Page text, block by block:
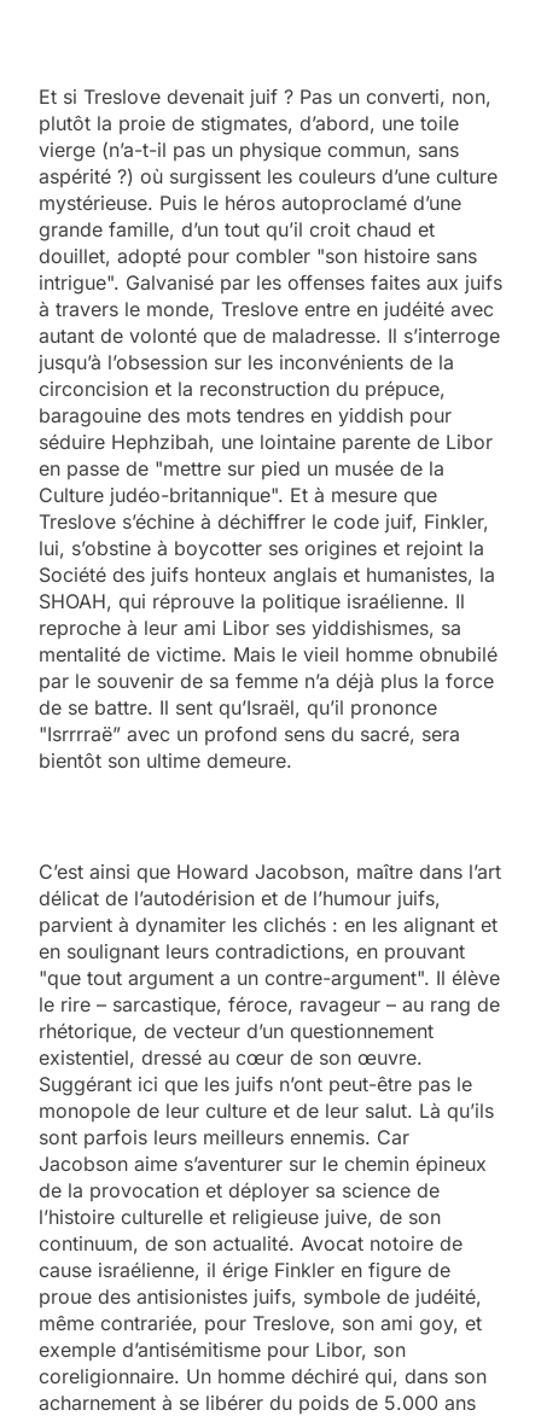
Et si Treslove devenait juif ? Pas un converti, non,
plutôt la proie de stigmates, d’abord, une toile
vierge (n’a-t-il pas un physique commun, sans
aspérité ?) où surgissent les couleurs d’une culture
mystérieuse. Puis le héros autoproclamé d’une
grande famille, d’un tout qu’il croit chaud et
douillet, adopté pour combler "son histoire sans
intrigue". Galvanisé par les offenses faites aux juifs
à travers le monde, Treslove entre en judéité avec
autant de volonté que de maladresse. Il s’interroge
jusqu’à l’obsession sur les inconvénients de la
circoncision et la reconstruction du prépuce,
baragouine des mots tendres en yiddish pour
séduire Hephzibah, une lointaine parente de Libor
en passe de "mettre sur pied un musée de la
Culture judéo-britannique". Et à mesure que
Treslove s’échine à déchiffrer le code juif, Finkler,
lui, s’obstine à boycotter ses origines et rejoint la
Société des juifs honteux anglais et humanistes, la
SHOAH, qui réprouve la politique israélienne. Il
reproche à leur ami Libor ses yiddishismes, sa
mentalité de victime. Mais le vieil homme obnubilé
par le souvenir de sa femme n’a déjà plus la force
de se battre. Il sent qu’Israël, qu’il prononce
"Isrrrraë” avec un profond sens du sacré, sera
bientôt son ultime demeure.
C’est ainsi que Howard Jacobson, maître dans l’art
délicat de l’autodérision et de l’humour juifs,
parvient à dynamiter les clichés : en les alignant et
en soulignant leurs contradictions, en prouvant
"que tout argument a un contre-argument". Il élève
le rire – sarcastique, féroce, ravageur – au rang de
rhétorique, de vecteur d’un questionnement
existentiel, dressé au cœur de son œuvre.
Suggérant ici que les juifs n’ont peut-être pas le
monopole de leur culture et de leur salut. Là qu’ils
sont parfois leurs meilleurs ennemis. Car
Jacobson aime s’aventurer sur le chemin épineux
de la provocation et déployer sa science de
l’histoire culturelle et religieuse juive, de son
continuum, de son actualité. Avocat notoire de
cause israélienne, il érige Finkler en figure de
proue des antisionistes juifs, symbole de judéité,
même contrariée, pour Treslove, son ami goy, et
exemple d’antisémitisme pour Libor, son
coreligionnaire. Un homme déchiré qui, dans son
acharnement à se libérer du poids de 5.000 ans